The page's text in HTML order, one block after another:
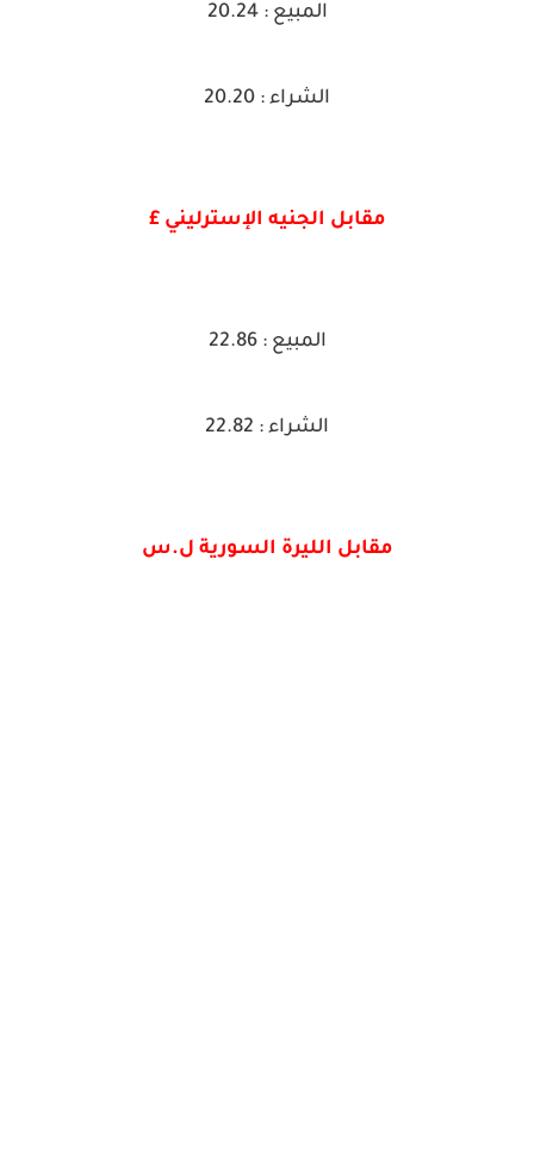
المبيع : 20.24
الشراء : 20.20
مقابل الجنيه الإسترليني £
المبيع : 22.86
الشراء : 22.82
مقابل الليرة السورية ل.س